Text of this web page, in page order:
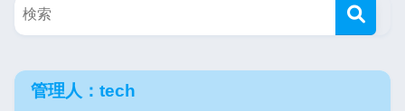
管理人：tech